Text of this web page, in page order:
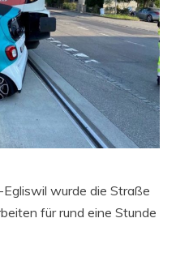
wurde die Straße
für rund eine Stunde